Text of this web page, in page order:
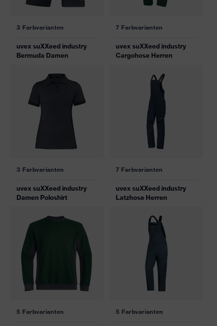
3 Farbvarianten
uvex suXXeed industry
Bermuda Damen
7 Farbvarianten
uvex suXXeed industry
Cargohose Herren
3 Farbvarianten
uvex suXXeed industry
Damen Poloshirt
7 Farbvarianten
uvex suXXeed industry
Latzhose Herren
5 Farbvarianten 5 Farbvarianten